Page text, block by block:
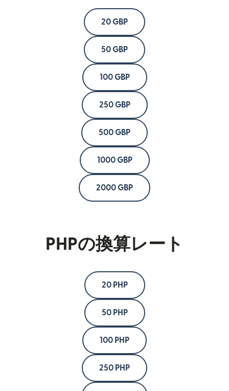
20 GBP
50 GBP
100 GBP
250 GBP
500 GBP
1000 GBP
2000 GBP
PHPの換算レート
20 PHP
50 PHP
100 PHP
250 PHP